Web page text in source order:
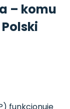
– komu
funkcjonuje